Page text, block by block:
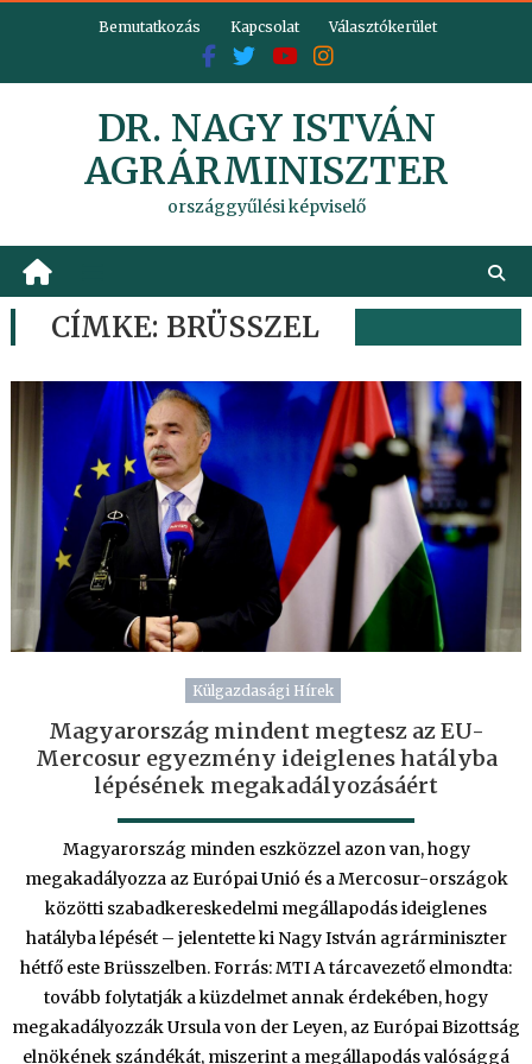
Bemutatkozás Kapcsolat Választókerület
DR. NAGY ISTVÁN
AGRÁRMINISZTER
országgyűlési képviselő
CÍMKE: BRÜSSZEL
Külgazdasági Hírek
Magyarország mindent megtesz az EU-
Mercosur egyezmény ideiglenes hatályba
lépésének megakadályozásáért
Magyarország minden eszközzel azon van, hogy
megakadályozza az Európai Unió és a Mercosur-országok
közötti szabadkereskedelmi megállapodás ideiglenes
hatályba lépését – jelentette ki Nagy István agrárminiszter
hétfő este Brüsszelben. Forrás: MTI A tárcavezető elmondta:
tovább folytatják a küzdelmet annak érdekében, hogy
megakadályozzák Ursula von der Leyen, az Európai Bizottság
elnökének szándékát, miszerint a megállapodás valósággá